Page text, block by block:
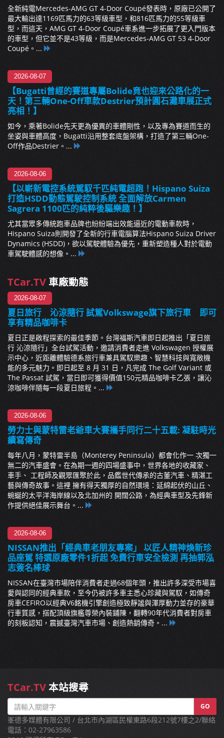
全新純電Mercedes-AMG GT 4-Door Coupé發表時，原廠已公開了
最大輸出達1169匹馬力的63等級車型，和816匹馬力的55等級車
型，而這天，AMG GT 4-Door Coupé車系進一步拓展了更入門版本
的車型，但它並不是43等級，而是Mercedes-AMG GT 53 4-Door
Coupé。...
2026-08-07
【Bugatti曾經的賽道專屬Bolide竟也迎來公路化的一
天！第三輛One-Off車款Destrier預計圓石灘車展正式
亮相！】
如今，乘著Bolide先天更為優異的車體剛性，以及專為賽道而生的
坐姿與車體高度，Bugatti沿用整套底盤架構，打造了第三輛One-
Off作品Destrier。...
2026-08-06
【以嶄新電控系統駕馭千匹純電超跑！Hispano Suiza
打造HSDD動態駕駛控制系統 全面解放Carmen
Sagrera 1100匹的純粹後驅樂趣！】
尤其當眾多傳統跑車品牌也紛紛端出效能逼近的電動車款時，
Hispano Suiza則開發了全新的行車電腦算法Hispano Suiza Driver
Dynamics (HSDD)，欲以駕駛體驗為優先，重新塑造種人對於電動
車駕駛體感的想像。...
TCar.TV 車廠動態
2026-08-07
夏日旅行 沁涼隨行 試駕Volkswage旗下旅行車 即可
享有精品咖啡卡
夏日正是啟程探索的最佳季節。台灣福斯汽車即日起推出「夏日旅
行 沁涼隨行」全台試駕活動，邀請消費者走進 Volkswagen 授權展
示中心，近距離體驗德系旅行車兼具駕馭樂趣、智慧科技與寬敞機
能的多元魅力。即日起至 8 月 31 日，凡完成 The Golf Variant 或
The Passat 試駕，當日即可獲得價值150元精品咖啡卡乙張，讓沁
涼咖啡伴隨每一段夏日旅程。...
2026-08-06
勞力士與蒙特雷老爺車大賽攜手同行二十五載: 凝駐時光
續寫傳奇
每年八月，蒙特雷半島（Monterey Peninsula）都會化作一 次獨一
無二的汽車盛會。在為期一週的四場盛事中，世界各地的收藏家、
車手、 工程師及觀眾匯聚於此，品鑑世代傳承的古董汽車、精湛工
藝與傳奇故事。這裡 擁有得天獨厚的自然環境：延綿起伏的山丘、
蜿蜒的太平洋海岸線以及北加州的 開闊公路，為經典車型及先鋒新
作提供絕佳展示舞台。...
2026-08-06
NISSAN推出「經典車老朋友專案」 以匠人精神煥新珍
品座駕 特選原廠零件1折起 免費行車安全檢測 再抽郭泓
志簽名棒球
NISSAN在臺灣市場陪伴消費者走過68個年頭，推出許多深受市場喜
愛與認同的經典車款，至今仍被許多車主悉心珍藏與駕馭，如傳奇
房車CEFIRO以經典V6銘機引擎創造極致靜謐與渾厚動力並存的豪華
行車質感，搭配頂級旗艦尊榮內裝鋪陳，翻轉90年代消費者對房車
的刻板認知，震撼臺灣汽車市場、創造熱銷傳奇。...
TCar.TV本站搜尋
GO
峯德多媒體有限公司 / 台北市內湖區民權東路6段212號7樓之2/聯絡
電話：02-27963586